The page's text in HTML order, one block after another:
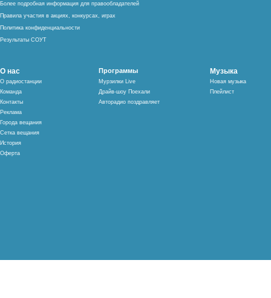
Более подробная информация для правообладателей
Правила участия в акциях, конкурсах, играх
Политика конфиденциальности
Результаты СОУТ
О нас
О радиостанции
Команда
Контакты
Реклама
Города вещания
Сетка вещания
История
Оферта
Программы
Мурзилки Live
Драйв-шоу Поехали
Авторадио поздравляет
Музыка
Новая музыка
Плейлист